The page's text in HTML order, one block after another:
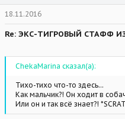
18.11.2016
Re: ЭКС-ТИГРОВЫЙ СТАФФ
ChekaMarina сказал(а):
Тихо-тихо что-то здесь...
Как мальчик?! Он ходит в
Или он и так всё знает?!